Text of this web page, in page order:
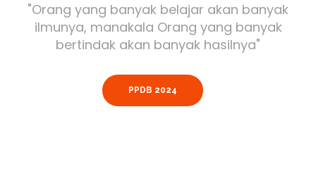
"Orang yang banyak belajar akan banyak
ilmunya, manakala Orang yang banyak
bertindak akan banyak hasilnya"
PPDB 2024